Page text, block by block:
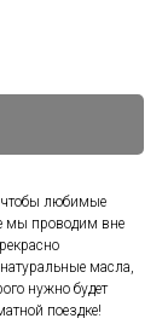
чтобы любимые
мы проводим вне
масла,
нужно будет
поездке!